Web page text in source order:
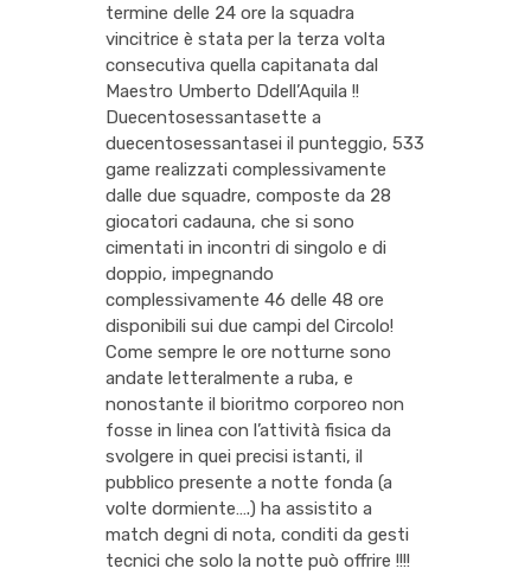
termine delle 24 ore la squadra
vincitrice è stata per la terza volta
consecutiva quella capitanata dal
Maestro Umberto Ddell’Aquila !!
Duecentosessantasette a
duecentosessantasei il punteggio, 533
game realizzati complessivamente
dalle due squadre, composte da 28
giocatori cadauna, che si sono
cimentati in incontri di singolo e di
doppio, impegnando
complessivamente 46 delle 48 ore
disponibili sui due campi del Circolo!
Come sempre le ore notturne sono
andate letteralmente a ruba, e
nonostante il bioritmo corporeo non
fosse in linea con l’attività fisica da
svolgere in quei precisi istanti, il
pubblico presente a notte fonda (a
volte dormiente….) ha assistito a
match degni di nota, conditi da gesti
tecnici che solo la notte può offrire !!!!